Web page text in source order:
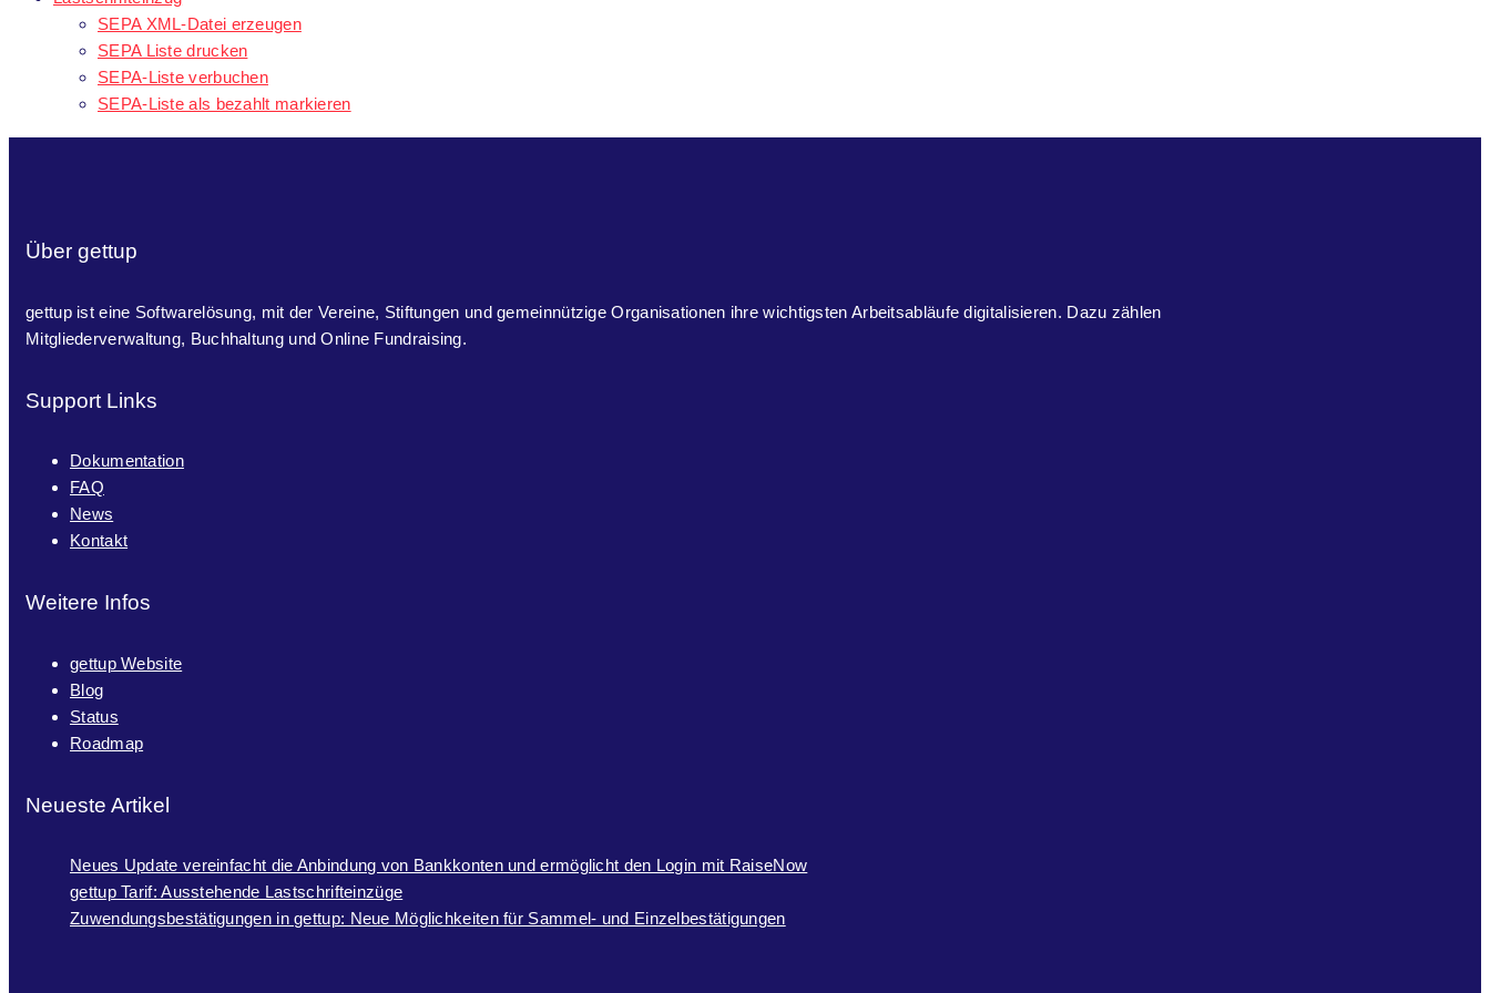
SEPA XML-Datei erzeugen
SEPA Liste drucken
SEPA-Liste verbuchen
SEPA-Liste als bezahlt markieren
Über gettup
gettup ist eine Softwarelösung, mit der Vereine, Stiftungen und gemeinnützige Organisationen ihre wichtigsten Arbeitsabläufe digitalisieren. Dazu zählen
Mitgliederverwaltung, Buchhaltung und Online Fundraising.
Support Links
Dokumentation
FAQ
News
Kontakt
Weitere Infos
gettup Website
Blog
Status
Roadmap
Neueste Artikel
Neues Update vereinfacht die Anbindung von Bankkonten und ermöglicht den Login mit RaiseNow
gettup Tarif: Ausstehende Lastschrifteinzüge
Zuwendungsbestätigungen in gettup: Neue Möglichkeiten für Sammel- und Einzelbestätigungen